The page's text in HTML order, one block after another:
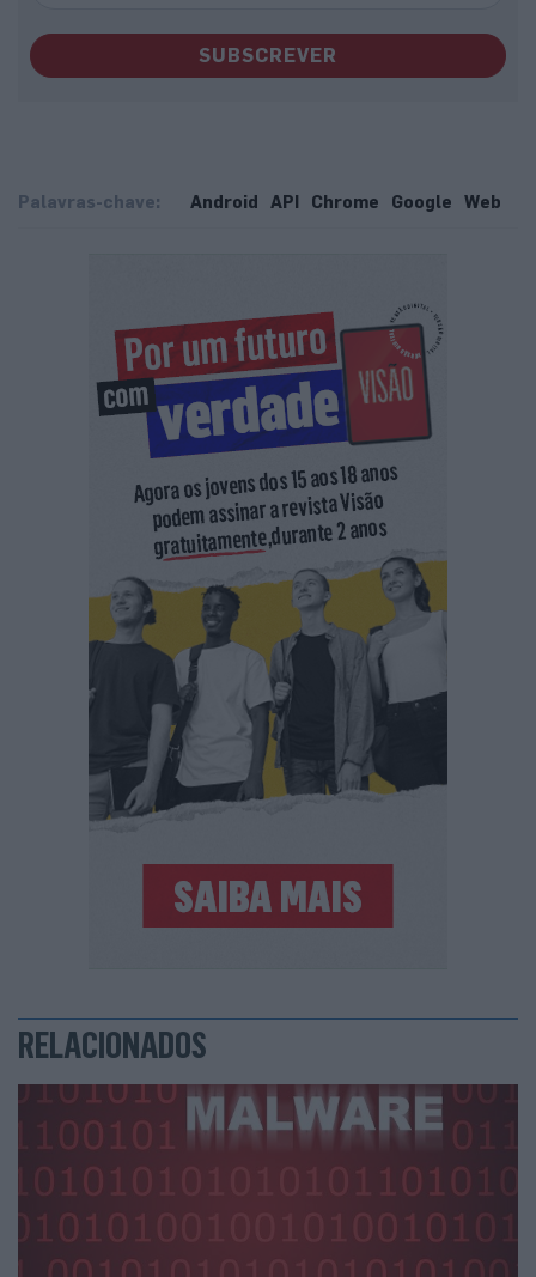
SUBSCREVER
Palavras-chave: Android API Chrome Google Web
RELACIONADOS